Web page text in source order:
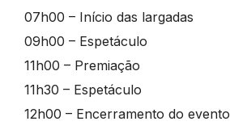
07h00 – Início das largadas
09h00 – Espetáculo
11h00 – Premiação
11h30 – Espetáculo
12h00 – Encerramento do evento